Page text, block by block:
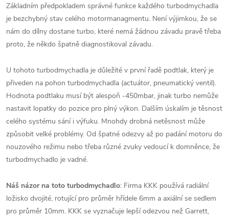
Základním předpokladem správné funkce každého turbodmychadla
je bezchybný stav celého motormanagmentu. Není výjimkou, že se
nám do dílny dostane turbo, které nemá žádnou závadu pravě třeba
proto, že někdo špatně diagnostikoval závadu.
U tohoto turbodmychadla je důležité v první řadě podtlak, který je
přiveden na pohon turbodmychadla (actuátor, pneumatický ventil).
Hodnota podtlaku musí být alespoň -450mbar, jinak turbo nemůže
nastavit lopatky do pozice pro plný výkon. Dalším úskalím je těsnost
celého systému sání i výfuku. Mnohdy drobná netěsnost může
způsobit velké problémy. Od špatné odezvy až po padání motoru do
nouzového režimu nebo třeba různé zvuky vedoucí k domněnce, že
turbodmychadlo je vadné.
Náš názor na toto turbodmychadlo: Firma KKK používá radiální
ložisko dvojité, rotující pro průměr hřídele 6mm a axiální se sedlem
pro průměr 10mm. KKK se vyznačuje lepší odezvou než Garrett,